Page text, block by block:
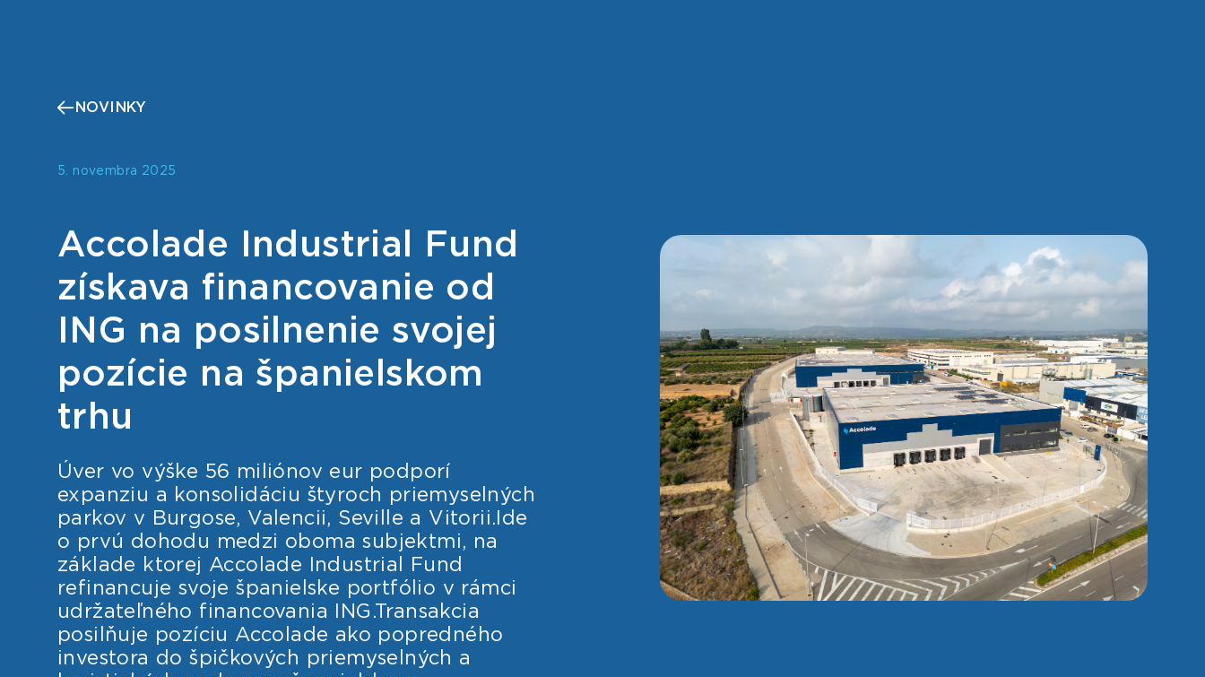
NOVINKY
5. novembra 2025
Accolade Industrial Fund
získava financovanie od
ING na posilnenie svojej
pozície na španielskom
trhu
Úver vo výške 56 miliónov eur podporí
expanziu a konsolidáciu štyroch priemyselných
parkov v Burgose, Valencii, Seville a Vitorii.Ide
o prvú dohodu medzi oboma subjektmi, na
základe ktorej Accolade Industrial Fund
refinancuje svoje španielske portfólio v rámci
udržateľného financovania ING.Transakcia
posilňuje pozíciu Accolade ako popredného
investora do špičkových priemyselných a